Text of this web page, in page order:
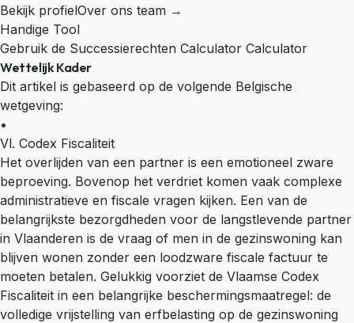
Bekijk profielOver ons team →
Handige Tool
Gebruik de Successierechten Calculator Calculator
Wettelijk Kader
Dit artikel is gebaseerd op de volgende Belgische
wetgeving:
•
Vl. Codex Fiscaliteit
Het overlijden van een partner is een emotioneel zware
beproeving. Bovenop het verdriet komen vaak complexe
administratieve en fiscale vragen kijken. Een van de
belangrijkste bezorgdheden voor de langstlevende partner
in Vlaanderen is de vraag of men in de gezinswoning kan
blijven wonen zonder een loodzware fiscale factuur te
moeten betalen. Gelukkig voorziet de Vlaamse Codex
Fiscaliteit in een belangrijke beschermingsmaatregel: de
volledige vrijstelling van erfbelasting op de gezinswoning